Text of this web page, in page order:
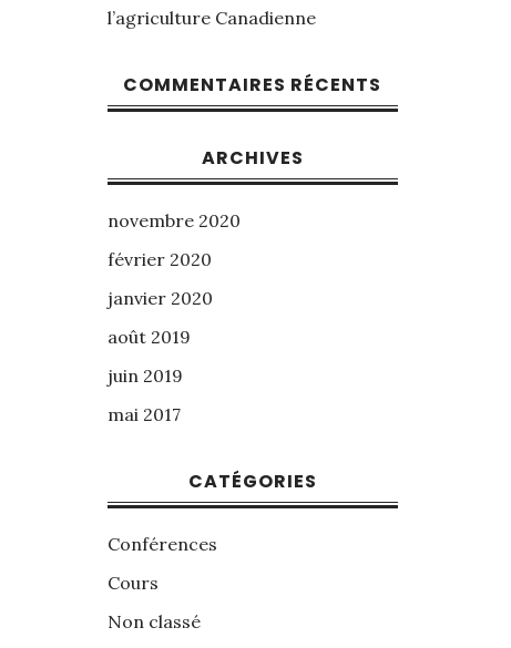
l’agriculture Canadienne
COMMENTAIRES RÉCENTS
ARCHIVES
novembre 2020
février 2020
janvier 2020
août 2019
juin 2019
mai 2017
CATÉGORIES
Conférences
Cours
Non classé